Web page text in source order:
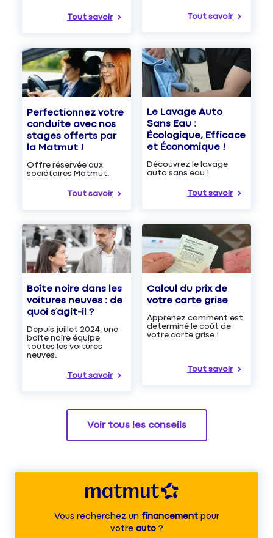
Tout savoir Tout savoir
Perfectionnez votre
conduite avec nos
stages offerts par
la Matmut !
Offre réservée aux
sociétaires Matmut.
Tout savoir
Le Lavage Auto
Sans Eau :
Écologique, Efficace
et Économique !
Découvrez le lavage
auto sans eau !
Tout savoir
Boîte noire dans les
voitures neuves : de
quoi s’agit-il ?
Depuis juillet 2024, une
boîte noire équipe
toutes les voitures
neuves.
Tout savoir
Calcul du prix de
votre carte grise
Apprenez comment est
determiné le coût de
votre carte grise !
Tout savoir
Voir tous les conseils
Vous recherchez unfinancementpour
votre auto?